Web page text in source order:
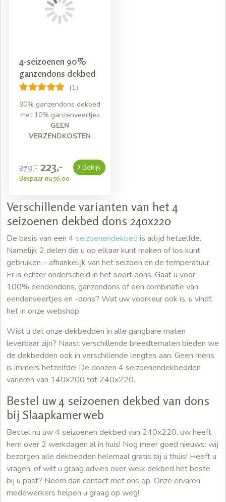
4-seizoenen 90%
ganzendons dekbed
(1)
90% ganzendons dekbed
met 10% ganzenveertjes
GEEN
VERZENDKOSTEN
279,- 223,-
Bespaar nu 56,00
Bekijk
Verschillende varianten van het 4
seizoenen dekbed dons 240x220
De basis van een 4 seizoenendekbed is altijd hetzelfde.
Namelijk 2 delen die u op elkaar kunt maken of los kunt
gebruiken – afhankelijk van het seizoen en de temperatuur.
Er is echter onderscheid in het soort dons. Gaat u voor
100% eendendons, ganzendons of een combinatie van
eendenveertjes en -dons? Wat uw voorkeur ook is, u vindt
het in onze webshop.
Wist u dat onze dekbedden in alle gangbare maten
leverbaar zijn? Naast verschillende breedtematen bieden we
de dekbedden ook in verschillende lengtes aan. Geen mens
is immers hetzelfde! De donzen 4 seizoenendekbedden
variëren van 140x200 tot 240x220.
Bestel uw 4 seizoenen dekbed van dons
bij Slaapkamerweb
Bestel nu uw 4 seizoenen dekbed van 240x220, uw heeft
hem over 2 werkdagen al in huis! Nog meer goed nieuws: wij
bezorgen alle dekbedden helemaal gratis bij u thuis! Heeft u
vragen, of wilt u graag advies over welk dekbed het beste
bij u past? Neem dan contact met ons op. Onze ervaren
medewerkers helpen u graag op weg!